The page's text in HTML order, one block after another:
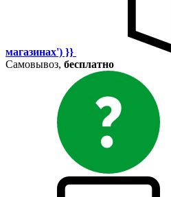
магазинах') }}
Самовывоз, бесплатно